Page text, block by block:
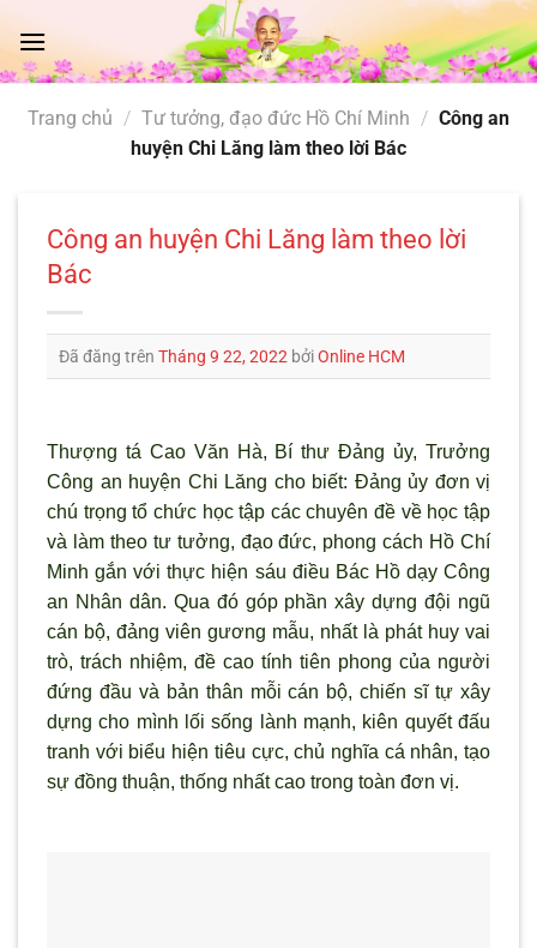
đến
nội
Trang chủ / Tư tưởng, đạo đức Hồ Chí Minh / Công an
huyện Chi Lăng làm theo lời Bác
Công an huyện Chi Lăng làm theo lời
Bác
Đã đăng trên Tháng 9 22, 2022 bởiOnline HCM
Thượng tá Cao Văn Hà, Bí thư Đảng ủy, Trưởng
Công an huyện Chi Lăng cho biết: Đảng ủy đơn vị
chú trọng tổ chức học tập các chuyên đề về học tập
và làm theo tư tưởng, đạo đức, phong cách Hồ Chí
Minh gắn với thực hiện sáu điều Bác Hồ dạy Công
an Nhân dân. Qua đó góp phần xây dựng đội ngũ
cán bộ, đảng viên gương mẫu, nhất là phát huy vai
trò, trách nhiệm, đề cao tính tiên phong của người
đứng đầu và bản thân mỗi cán bộ, chiến sĩ tự xây
dựng cho mình lối sống lành mạnh, kiên quyết đấu
tranh với biểu hiện tiêu cực, chủ nghĩa cá nhân, tạo
sự đồng thuận, thống nhất cao trong toàn đơn vị.